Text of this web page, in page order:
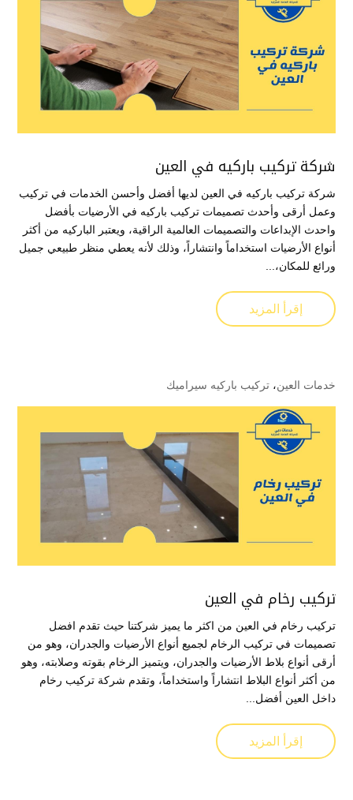
شركة تركيب باركيه في العين
شركة تركيب باركيه في العين لديها أفضل وأحسن الخدمات في تركيب
وعمل أرقى وأحدث تصميمات تركيب باركيه في الأرضيات بأفضل
واحدث الإبداعات والتصميمات العالمية الراقية، ويعتبر الباركيه من أكثر
أنواع الأرضيات استخداماً وانتشاراً، وذلك لأنه يعطي منظر طبيعي جميل
ورائع للمكان،...
إقرأ المزيد
خدمات العين، تركيب باركيه سيراميك
تركيب رخام في العين
تركيب رخام في العين من اكثر ما يميز شركتنا حيث تقدم افضل
تصميمات في تركيب الرخام لجميع أنواع الأرضيات والجدران، وهو من
أرقى أنواع بلاط الأرضيات والجدران، ويتميز الرخام بقوته وصلابته، وهو
من أكثر أنواع البلاط انتشاراً واستخداماً، وتقدم شركة تركيب رخام
داخل العين أفضل...
إقرأ المزيد